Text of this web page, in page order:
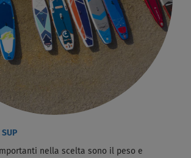
SUP
nella scelta sono il peso e